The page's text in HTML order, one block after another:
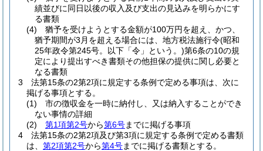
績並びに同日以後の収入及び支出の見込みを明らかにす
る書類
(4)
猶予を受けようとする金額が100万円を超え、かつ、
猶予期間が3月を超える場合には、地方税法施行令(昭和
25年政令第245号。以下「令」という。)第6条の10の規
定により提出すべき書類その他担保の提供に関し必要と
なる書類
3
法第15条の2第2項に規定する条例で定める事項は、次に
掲げる事項とする。
(1)
市の徴収金を一時に納付し、又は納入することができ
ない事情の詳細
(2)
第1項第2号から第6号までに掲げる事項
4
法第15条の2第2項及び第3項に規定する条例で定める書類
は、 第2項第2号から第4号までに掲げる書類とする。